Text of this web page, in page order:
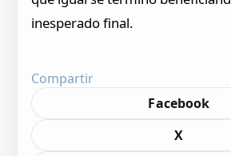
inesperado final.
Compartir
Facebook
X